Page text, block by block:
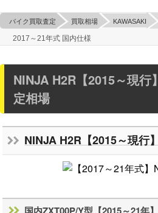
バイク買取査定 買取相場 KAWASAKI
2017～21年式 国内仕様
NINJA H2R【2015～現行
定相場
NINJA H2R【2015～現行】
国内ZXT00P/Y型【2015～21年】